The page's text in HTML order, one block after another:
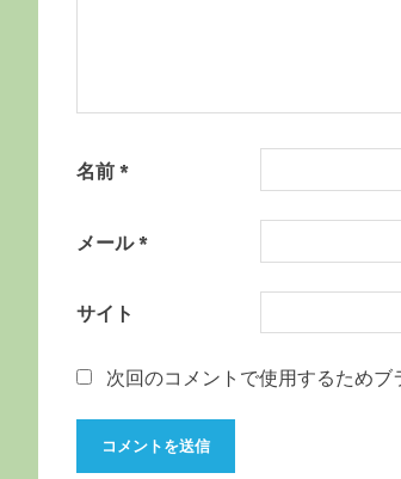
名前*
メール*
サイト
次回のコメントで使用するためブ